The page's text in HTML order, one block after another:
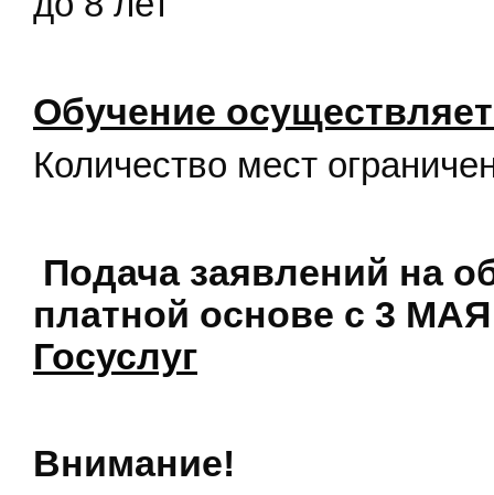
Обучение
Количество мест
Подача заявлений на
платной основе с 3 МАЯ
Госуслуг
Внимание!